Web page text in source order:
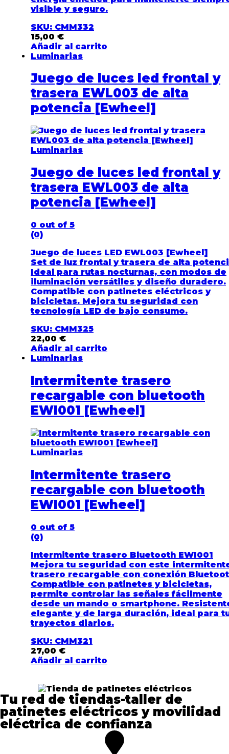
visible y seguro.
SKU: CMM332
15,00 €
Añadir al carrito
Luminarias
Juego de luces led frontal y
trasera EWL003 de alta
potencia [Ewheel]
Luminarias
Juego de luces led frontal y
trasera EWL003 de alta
potencia [Ewheel]
0 out of 5
(0)
Juego de luces LED EWL003 [Ewheel]
Set de luz frontal y trasera de alta
Ideal para rutas nocturnas, con modos de
iluminación versátiles y diseño duradero.
Compatible con patinetes eléctricos y
bicicletas. Mejora tu seguridad con
tecnología LED de bajo consumo.
SKU: CMM325
22,00 €
Añadir al carrito
Luminarias
Intermitente trasero
recargable con bluetooth
EWI001 [Ewheel]
Luminarias
Intermitente trasero
recargable con bluetooth
EWI001 [Ewheel]
0 out of 5
(0)
Intermitente trasero Bluetooth EWI001
Mejora tu seguridad con este
trasero recargable con conexión
Compatible con patinetes y bicicletas,
permite controlar las señales fácilmente
desde un mando o smartphone.
elegante y de larga duración, ideal para
trayectos diarios.
SKU: CMM321
27,00 €
Añadir al carrito
Tu red de tiendas-taller de
patinetes eléctricos y movilidad
eléctrica de confianza​